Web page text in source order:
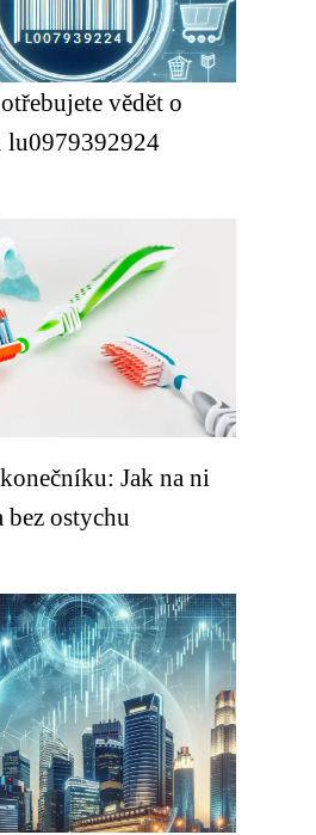
vědět o
lu0979392924
Jak na ni
bez ostychu